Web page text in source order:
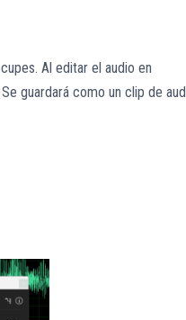
Al editar el audio en
guardará como un clip de